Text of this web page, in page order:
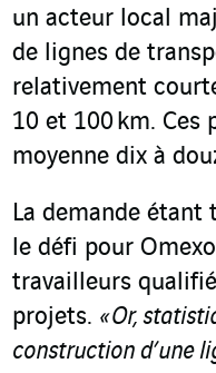
un acteur local
de lignes de
relativement
10 et 100 km. Ces
moyenne dix à
La demande étant
le défi pour
travailleurs
projets. « Or,
construction d’une